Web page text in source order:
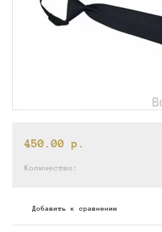
450.00 p.
Количество:
Добавить к сравнению